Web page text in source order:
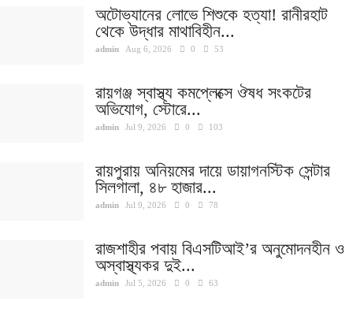
অটোভ্যানের লোভে শিশুকে হত্যা! রানীরহাট
থেকে উদ্ধার মাথাবিহীন...
admin Aug 6, 2026 0 53
রায়গঞ্জ স্বাস্থ্য কমপ্লেক্সে ঔষধ সংকটের
অভিযোগ, স্টোরে...
admin Jul 9, 2026 0 103
রায়পুরায় অনিয়মের দায়ে ডায়াগনস্টিক সেন্টার
সিলগালা, ৪৮ হাজার...
admin Jul 9, 2026 0 78
রাজশাহীর পবায় বিএসটিআই’র অনুমোদনহীন ও
অস্বাস্থ্যকর দুই...
admin Jul 5, 2026 0 63